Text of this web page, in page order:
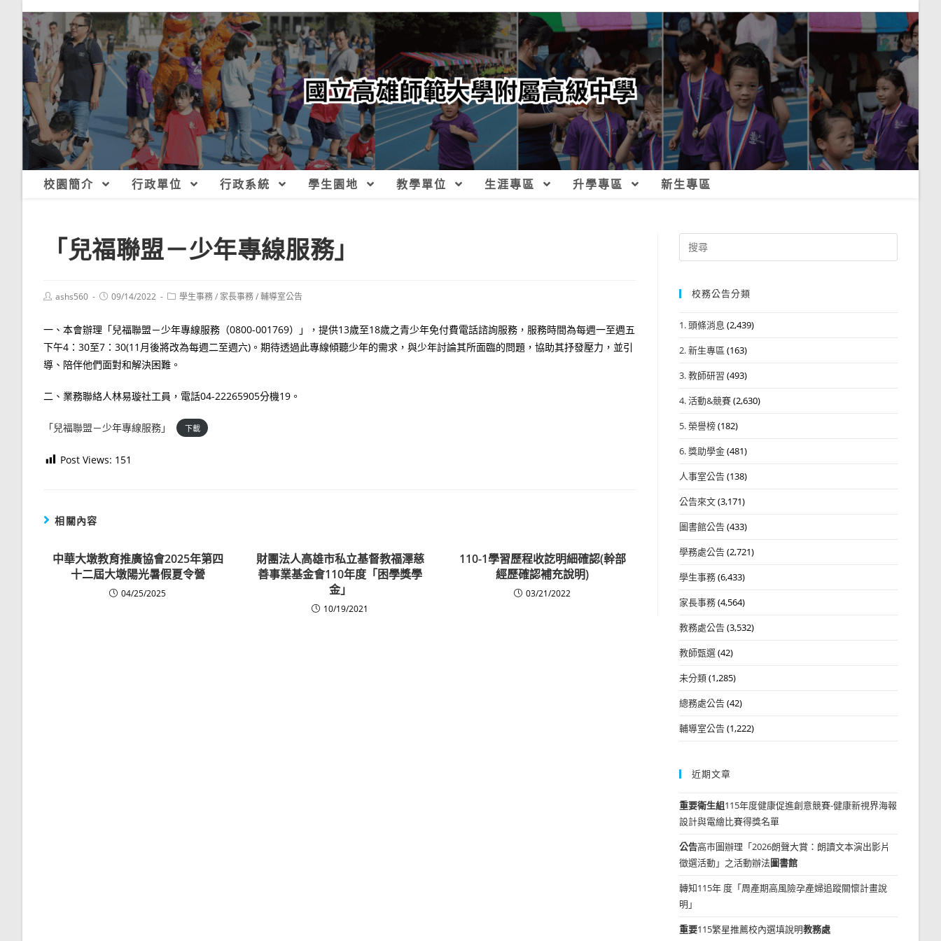
校園簡介 行政單位 行政系統 學生園地 教學單位 生涯專區 升學專區 新生專區
「兒福聯盟－少年專線服務」
Postashs560
Post09/14/2022
Post學生事務/ 家長事務/輔導室公告
一、本會辦理「兒福聯盟－少年專線服務（0800-001769）」，提供13歲至18歲之青少年免付費電話諮詢服務，服務時間為每週一至週五
下午4：30至7：30(11月後將改為每週二至週六)。期待透過此專線傾聽少年的需求，與少年討論其所面臨的問題，協助其抒發壓力，並引
導、陪伴他們面對和解決困難。
二、業務聯絡人林易璇社工員，電話04-22265905分機19。
「兒福聯盟－少年專線服務」 下載
Post Views: 151
相關內容
中華大墩教育推廣協會2025年第四
十二屆大墩陽光暑假夏令營
04/25/2025
財團法人高雄市私立基督教福澤慈
善事業基金會110年度「困學獎學
金」
10/19/2021
110-1學習歷程收訖明細確認(幹部
經歷確認補充說明)
03/21/2022
Search
for:
校務公告分類
1. 頭條消息 (2,439)
2. 新生專區 (163)
3. 教師研習 (493)
4. 活動&競賽(2,630)
5. 榮譽榜(182)
6. 獎助學金(481)
人事室公告(138)
公告來文(3,171)
圖書館公告(433)
學務處公告(2,721)
學生事務(6,433)
家長事務(4,564)
教務處公告(3,532)
教師甄選(42)
未分類(1,285)
總務處公告(42)
輔導室公告(1,222)
近期文章
重要衛生組115年度健康促進創意競賽-健康新視界海報
設計與電繪比賽得獎名單
公告高市圖辦理「2026朗聲大賞：朗讀文本演出影片
徵選活動」之活動辦法圖書館
轉知115年 度「周產期高風險孕產婦追蹤關懷計畫說
明」
重要115繁星推薦校內選填說明教務處